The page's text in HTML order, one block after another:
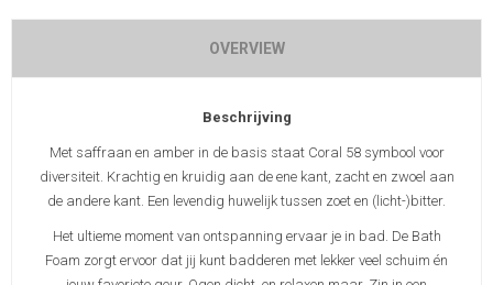
OVERVIEW
Beschrijving
Met saffraan en amber in de basis staat Coral 58 symbool voor
diversiteit. Krachtig en kruidig aan de ene kant, zacht en zwoel aan
de andere kant. Een levendig huwelijk tussen zoet en (licht-)bitter.
Het ultieme moment van ontspanning ervaar je in bad. De Bath
Foam zorgt ervoor dat jij kunt badderen met lekker veel schuim én